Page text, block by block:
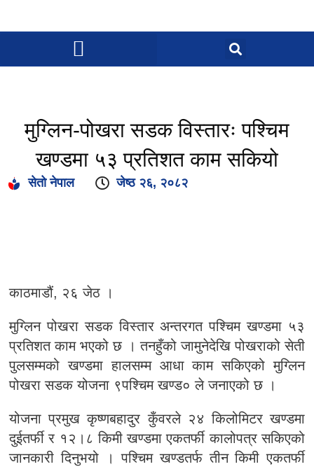
मुग्लिन-पोखरा सडक विस्तारः पश्चिम
खण्डमा ५३ प्रतिशत काम सकियो
सेतो नेपाल जेष्ठ २६, २०८२
काठमाडौं, २६ जेठ ।
मुग्लिन पोखरा सडक विस्तार अन्तरगत पश्चिम खण्डमा ५३
प्रतिशत काम भएको छ । तनहुँको जामुनेदेखि पोखराको सेती
पुलसम्मको खण्डमा हालसम्म आधा काम सकिएको मुग्लिन
पोखरा सडक योजना ९पश्चिम खण्ड० ले जनाएको छ ।
योजना प्रमुख कृष्णबहादुर कुँवरले २४ किलोमिटर खण्डमा
दुईतर्फी र १२।८ किमी खण्डमा एकतर्फी कालोपत्र सकिएको
जानकारी दिनुभयो । पश्चिम खण्डतर्फ तीन किमी एकतर्फी